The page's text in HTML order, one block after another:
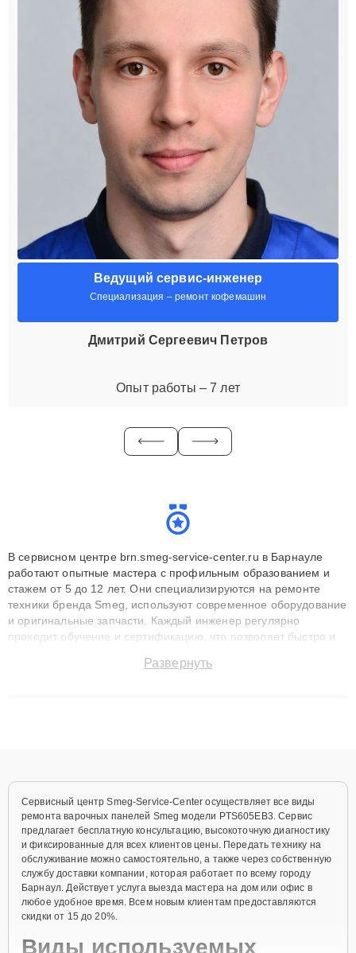
Ведущий сервис-инженер
Специализация – ремонт кофемашин
Дмитрий Сергеевич Петров
Опыт работы – 7 лет
В сервисном центре brn.smeg-service-center.ru в Барнауле
работают опытные мастера с профильным образованием и
стажем от 5 до 12 лет. Они специализируются на ремонте
техники бренда Smeg, используют современное оборудование
и оригинальные запчасти. Каждый инженер регулярно
проходит обучение и сертификацию, что позволяет быстро и
сохранением гарантии до 3 лет. Наши мастера решают
Развернуть
Сервисный центр Smeg-Service-Center осуществляет все виды
ремонта варочных панелей Smeg модели PTS605EB3. Сервис
предлагает бесплатную консультацию, высокоточную диагностику
и фиксированные для всех клиентов цены. Передать технику на
обслуживание можно самостоятельно, а также через собственную
службу доставки компании, которая работает по всему городу
Барнаул. Действует услуга выезда мастера на дом или офис в
любое удобное время. Всем новым клиентам предоставляются
скидки от 15 до 20%.
Виды используемых